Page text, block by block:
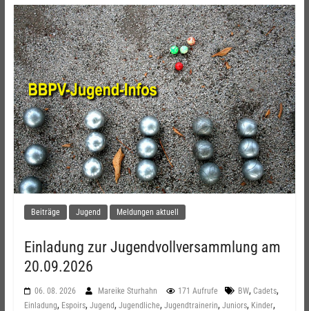
Beiträge Jugend Meldungen aktuell
Einladung zur Jugendvollversammlung am
20.09.2026
06. 08. 2026 Mareike Sturhahn 171 Aufrufe BW, Cadets,
Einladung, Espoirs, Jugend, Jugendliche, Jugendtrainerin, Juniors, Kinder,